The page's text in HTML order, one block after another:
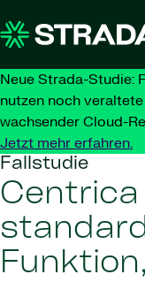
Neue Strada-Studie:
nutzen noch
wachsender Cloud-
Jetzt mehr erfahren.
Fallstudie
Centrica